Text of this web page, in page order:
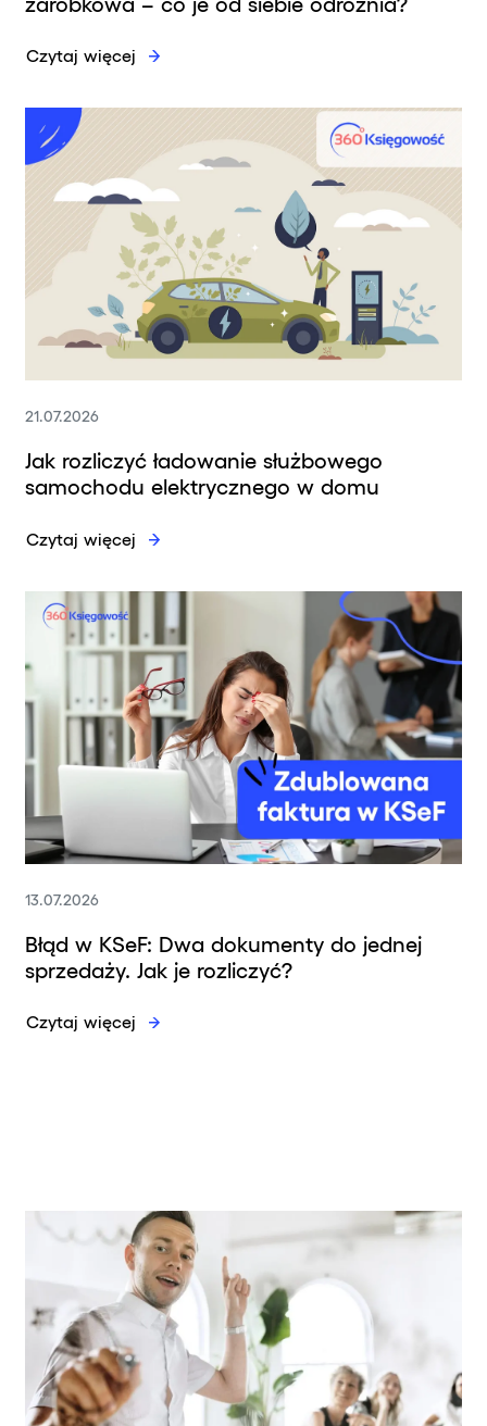
Czytaj więcej
21.07.2026
Jak rozliczyć ładowanie służbowego
samochodu elektrycznego w domu
Czytaj więcej
13.07.2026
Błąd w KSeF: Dwa dokumenty do jednej
sprzedaży. Jak je rozliczyć?
Czytaj więcej